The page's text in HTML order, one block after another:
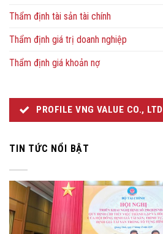
Thẩm định tài sản tài chính
Thẩm định giá trị doanh nghiệp
Thẩm định giá khoản nợ
PROFILE VNG VALUE CO., LTD
TIN TỨC NỔI BẬT